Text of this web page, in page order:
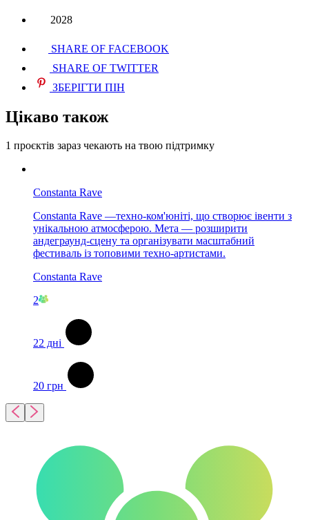
2028
SHARE OF FACEBOOK
SHARE OF TWITTER
ЗБЕРІГТИ ПІН
Цікаво також
1 проєктів зараз чекають на твою підтримку
Constanta Rave
Constanta Rave —техно-ком'юніті, що створює івенти з
унікальною атмосферою. Мета — розширити
андеграунд-сцену та організувати масштабний
фестиваль із топовими техно-артистами.
Constanta Rave
2
22 дні
20 грн